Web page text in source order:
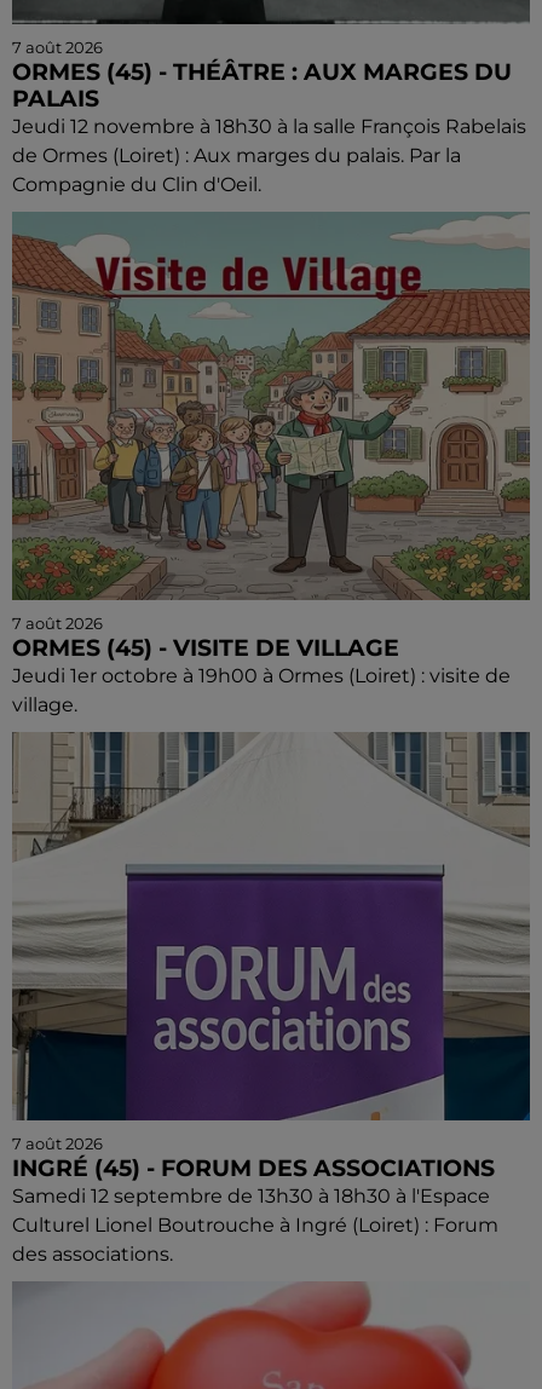
7 août 2026
ORMES (45) - THÉÂTRE : AUX MARGES DU
PALAIS
Jeudi 12 novembre à 18h30 à la salle François Rabelais
de Ormes (Loiret) : Aux marges du palais. Par la
Compagnie du Clin d'Oeil.
7 août 2026
ORMES (45) - VISITE DE VILLAGE
Jeudi 1er octobre à 19h00 à Ormes (Loiret) : visite de
village.
7 août 2026
INGRÉ (45) - FORUM DES ASSOCIATIONS
Samedi 12 septembre de 13h30 à 18h30 à l'Espace
Culturel Lionel Boutrouche à Ingré (Loiret) : Forum
des associations.